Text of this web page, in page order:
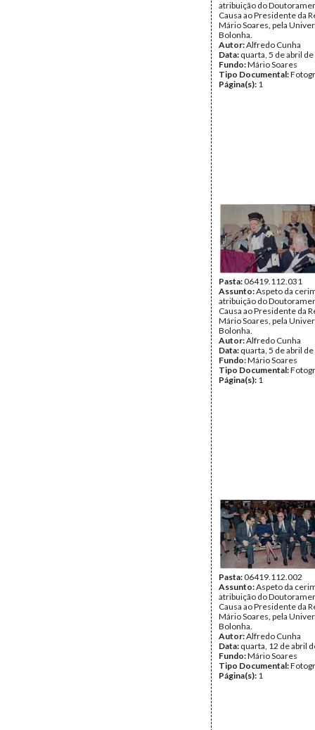
atribuição do
Causa ao Presidente da
Mário Soares, pela
Bolonha.
Autor:Alfredo Cunha
Data: quarta, 5 de abril
Fundo:Mário Soares
Tipo Documental:
Página(s): 1
Pasta:06419.112.031
Assunto:Aspeto da
atribuição do
Causa ao Presidente da
Mário Soares, pela
Bolonha.
Autor:Alfredo Cunha
Data: quarta, 5 de abril
Fundo:Mário Soares
Tipo Documental:
Página(s): 1
Pasta:06419.112.002
Assunto:Aspeto da
atribuição do
Causa ao Presidente da
Mário Soares, pela
Bolonha.
Autor:Alfredo Cunha
Data: quarta, 12 de abril
Fundo:Mário Soares
Tipo Documental:
Página(s): 1